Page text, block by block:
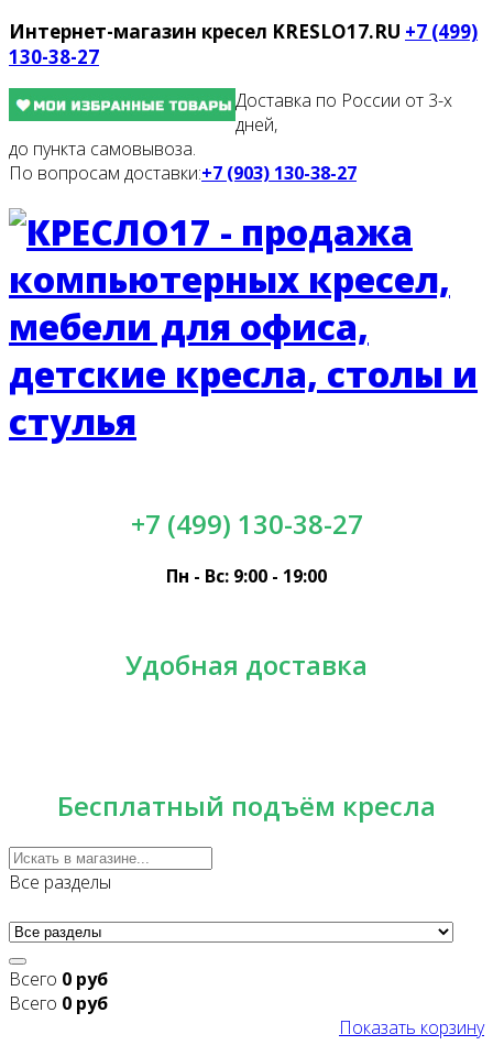
Интернет-магазин кресел KRESLO17.RU +7 (499)
130-38-27
Доставка по России от 3-х
дней,
до пункта самовывоза.
По вопросам доставки:+7 (903) 130-38-27
+7 (499) 130-38-27
Пн - Вс: 9:00 - 19:00
Удобная доставка
Бесплатный подъём кресла
Все разделы
Всего 0 руб
Всего 0 руб
Показать корзину